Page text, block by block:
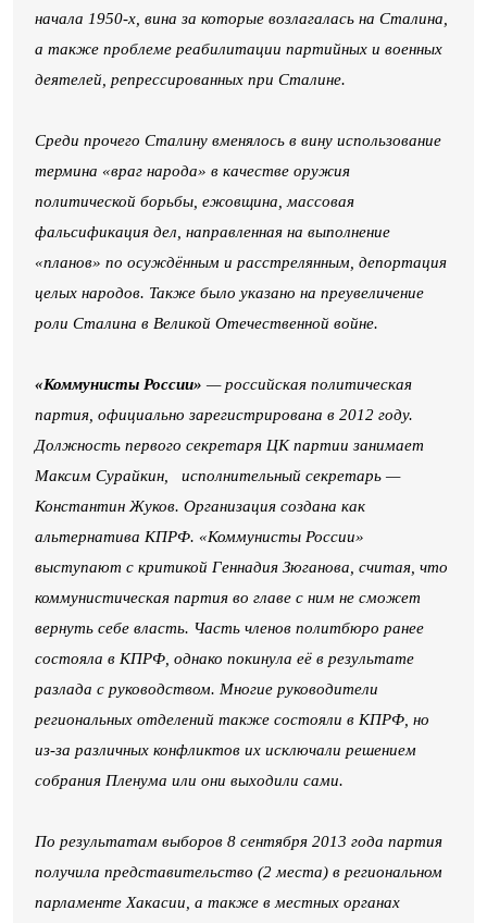
начала 1950-х, вина за которые возлагалась на Сталина,
а также проблеме реабилитации партийных и военных
деятелей, репрессированных при Сталине.
Среди прочего Сталину вменялось в вину использование
термина «враг народа» в качестве оружия
политической борьбы, ежовщина, массовая
фальсификация дел, направленная на выполнение
«планов» по осуждённым и расстрелянным, депортация
целых народов. Также было указано на преувеличение
роли Сталина в Великой Отечественной войне.
«Коммунисты России» — российская политическая
партия, официально зарегистрирована в 2012 году.
Должность первого секретаря ЦК партии занимает
Максим Сурайкин, исполнительный секретарь —
Константин Жуков. Организация создана как
альтернатива КПРФ. «Коммунисты России»
выступают с критикой Геннадия Зюганова, считая, что
коммунистическая партия во главе с ним не сможет
вернуть себе власть. Часть членов политбюро ранее
состояла в КПРФ, однако покинула её в результате
разлада с руководством. Многие руководители
региональных отделений также состояли в КПРФ, но
из-за различных конфликтов их исключали решением
собрания Пленума или они выходили сами.
По результатам выборов 8 сентября 2013 года партия
получила представительство (2 места) в региональном
парламенте Хакасии, а также в местных органах